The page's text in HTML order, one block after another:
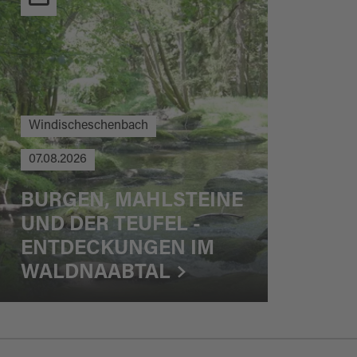
Windischeschenbach
07.08.2026
BURGEN, MAHLSTEINE
UND DER TEUFEL -
ENTDECKUNGEN IM
WALDNAABTAL